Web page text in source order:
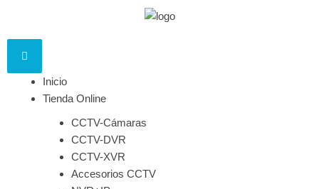
Inicio
Tienda Online
CCTV-Cámaras
CCTV-DVR
CCTV-XVR
Accesorios CCTV